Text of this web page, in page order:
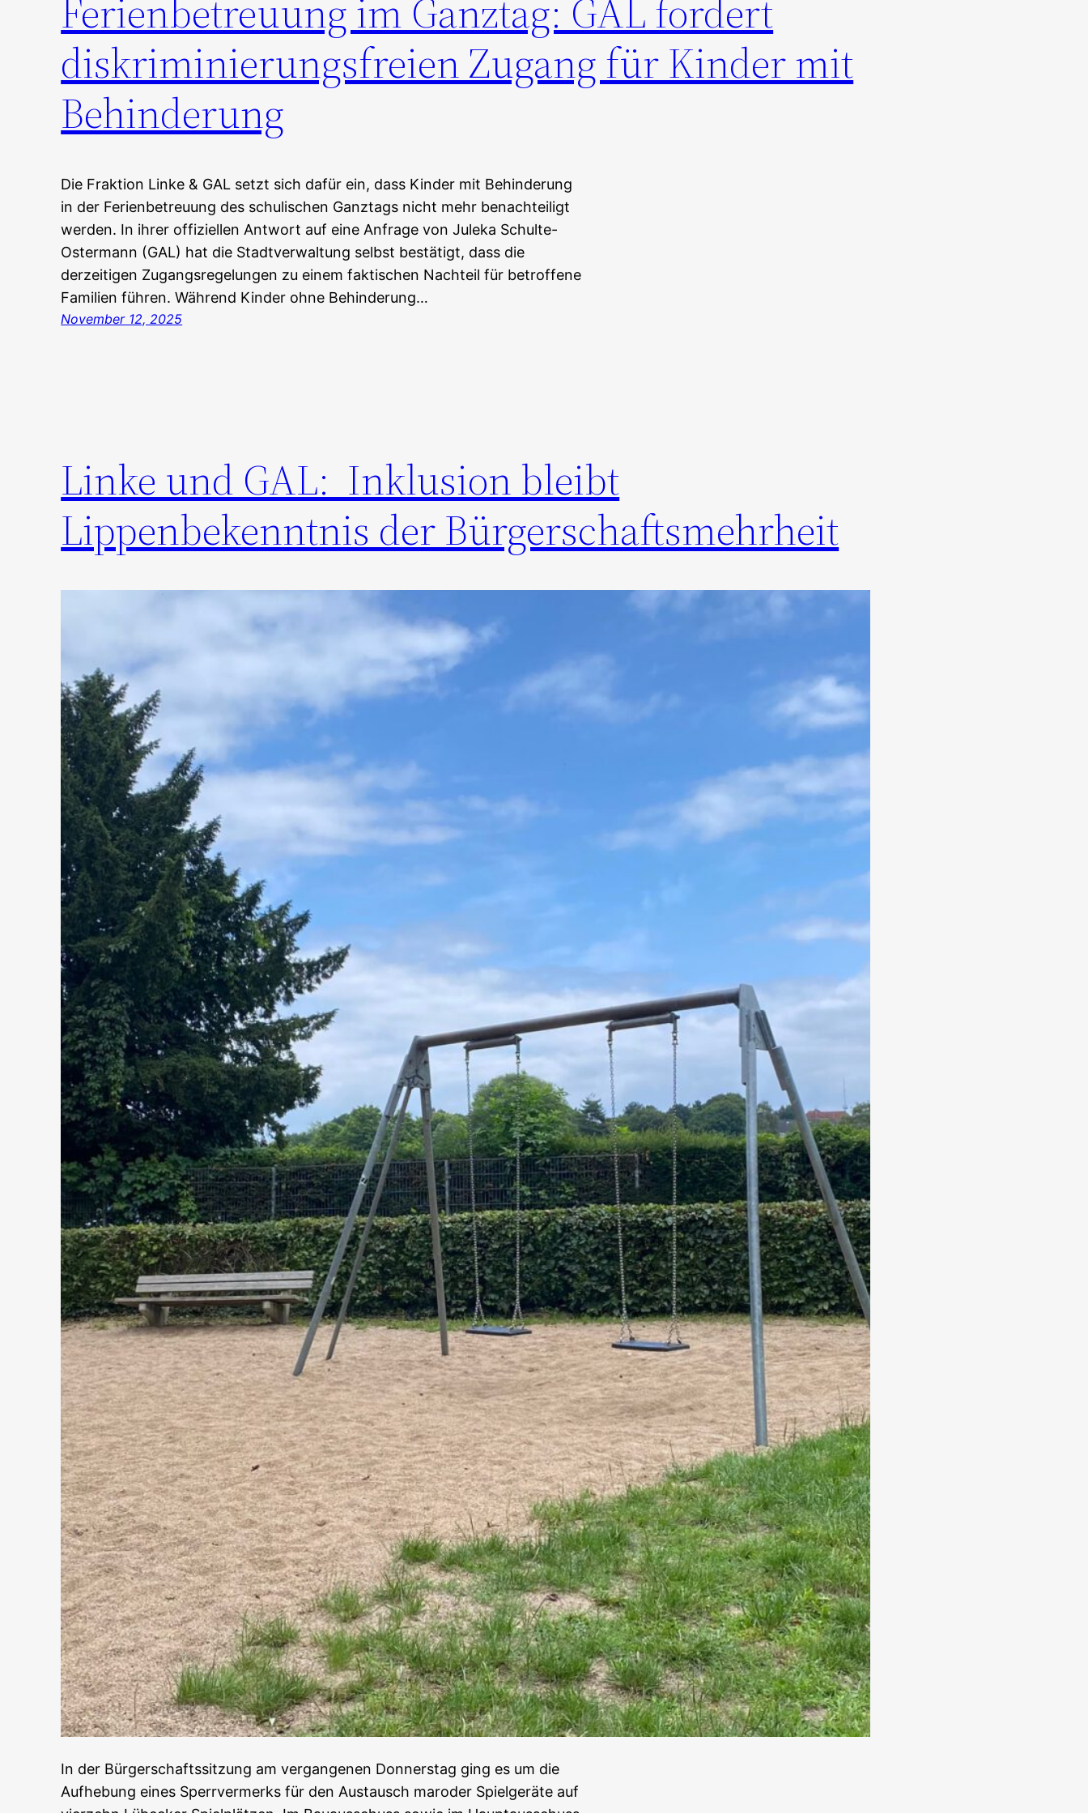
Ferienbetreuung im Ganztag: GAL fordert
diskriminierungsfreien Zugang für Kinder mit
Behinderung
Die Fraktion Linke & GAL setzt sich dafür ein, dass Kinder mit Behinderung
in der Ferienbetreuung des schulischen Ganztags nicht mehr benachteiligt
werden. In ihrer offiziellen Antwort auf eine Anfrage von Juleka Schulte-
Ostermann (GAL) hat die Stadtverwaltung selbst bestätigt, dass die
derzeitigen Zugangsregelungen zu einem faktischen Nachteil für betroffene
Familien führen. Während Kinder ohne Behinderung…
November 12, 2025
Linke und GAL: Inklusion bleibt
Lippenbekenntnis der Bürgerschaftsmehrheit
In der Bürgerschaftssitzung am vergangenen Donnerstag ging es um die
Aufhebung eines Sperrvermerks für den Austausch maroder Spielgeräte auf